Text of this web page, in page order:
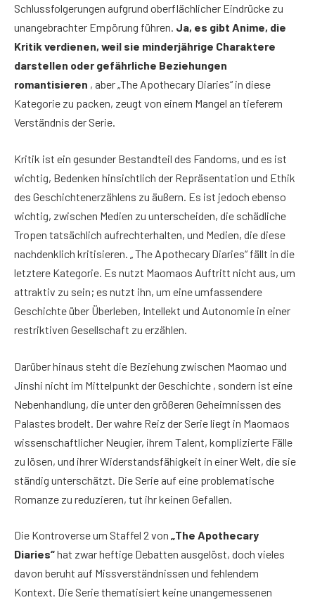
Schlussfolgerungen aufgrund oberflächlicher Eindrücke zu
unangebrachter Empörung führen. Ja, es gibt Anime, die
Kritik verdienen, weil sie minderjährige Charaktere
darstellen oder gefährliche Beziehungen
romantisieren , aber „The Apothecary Diaries“ in diese
Kategorie zu packen, zeugt von einem Mangel an tieferem
Verständnis der Serie.
Kritik ist ein gesunder Bestandteil des Fandoms, und es ist
wichtig, Bedenken hinsichtlich der Repräsentation und Ethik
des Geschichtenerzählens zu äußern. Es ist jedoch ebenso
wichtig, zwischen Medien zu unterscheiden, die schädliche
Tropen tatsächlich aufrechterhalten, und Medien, die diese
nachdenklich kritisieren. „ The Apothecary Diaries“ fällt in die
letztere Kategorie. Es nutzt Maomaos Auftritt nicht aus, um
attraktiv zu sein; es nutzt ihn, um eine umfassendere
Geschichte über Überleben, Intellekt und Autonomie in einer
restriktiven Gesellschaft zu erzählen.
Darüber hinaus steht die Beziehung zwischen Maomao und
Jinshi nicht im Mittelpunkt der Geschichte , sondern ist eine
Nebenhandlung, die unter den größeren Geheimnissen des
Palastes brodelt. Der wahre Reiz der Serie liegt in Maomaos
wissenschaftlicher Neugier, ihrem Talent, komplizierte Fälle
zu lösen, und ihrer Widerstandsfähigkeit in einer Welt, die sie
ständig unterschätzt. Die Serie auf eine problematische
Romanze zu reduzieren, tut ihr keinen Gefallen.
Die Kontroverse um Staffel 2 von „The Apothecary
Diaries“hat zwar heftige Debatten ausgelöst, doch vieles
davon beruht auf Missverständnissen und fehlendem
Kontext. Die Serie thematisiert keine unangemessenen